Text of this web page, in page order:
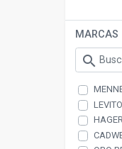
MARCAS
search